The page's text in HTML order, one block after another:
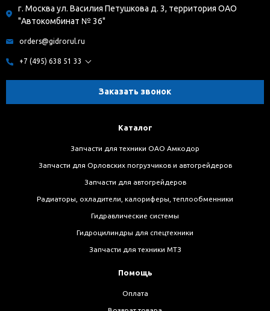
г. Москва ул. Василия Петушкова д. 3, территория ОАО
"Автокомбинат № 36"
orders@gidrorul.ru
+7 (495) 638 51 33
Заказать звонок
Каталог
Запчасти для техники ОАО Амкодор
Запчасти для Орловских погрузчиков и автогрейдеров
Запчасти для автогрейдеров
Радиаторы, охладители, калориферы, теплообменники
Гидравлические системы
Гидроцилиндры для спецтехники
Запчасти для техники МТЗ
Помощь
Оплата